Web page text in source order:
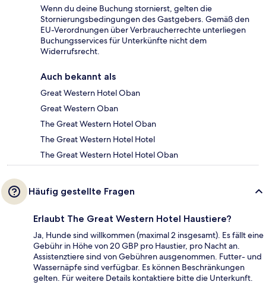
Wenn du deine Buchung stornierst, gelten die
Stornierungsbedingungen des Gastgebers. Gemäß den
EU-Verordnungen über Verbraucherrechte unterliegen
Buchungsservices für Unterkünfte nicht dem
Widerrufsrecht.
Auch bekannt als
Great Western Hotel Oban
Great Western Oban
The Great Western Hotel Oban
The Great Western Hotel Hotel
The Great Western Hotel Hotel Oban
Häufig gestellte Fragen
Erlaubt The Great Western Hotel Haustiere?
Ja, Hunde sind willkommen (maximal 2 insgesamt). Es fällt eine
Gebühr in Höhe von 20 GBP pro Haustier, pro Nacht an.
Assistenztiere sind von Gebühren ausgenommen. Futter- und
Wassernäpfe sind verfügbar. Es können Beschränkungen
gelten. Für weitere Details kontaktiere bitte die Unterkunft.